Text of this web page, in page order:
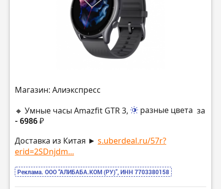
Магазин: Алиэкспресс
🔸 Умные часы Amazfit GTR 3,
разные цвета за
- 6986 ₽
Доставка из Китая ► s.uberdeal.ru/57r?
erid=2SDnjdm...
Реклама. ООО “АЛИБАБА.КОМ (РУ)”, ИНН 7703380158